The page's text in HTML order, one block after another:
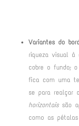
Variantes do
riqueza visual à
cobre o fundo; o
fica com uma
se para realçar
horizontaissão
como as